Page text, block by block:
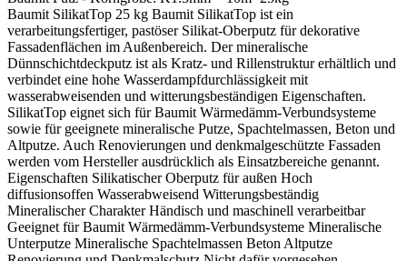
Baumit SilikatTop 25 kg Baumit SilikatTop ist ein
verarbeitungsfertiger, pastöser Silikat-Oberputz für dekorative
Fassadenflächen im Außenbereich. Der mineralische
Dünnschichtdeckputz ist als Kratz- und Rillenstruktur erhältlich und
verbindet eine hohe Wasserdampfdurchlässigkeit mit
wasserabweisenden und witterungsbeständigen Eigenschaften.
SilikatTop eignet sich für Baumit Wärmedämm-Verbundsysteme
sowie für geeignete mineralische Putze, Spachtelmassen, Beton und
Altputze. Auch Renovierungen und denkmalgeschützte Fassaden
werden vom Hersteller ausdrücklich als Einsatzbereiche genannt.
Eigenschaften Silikatischer Oberputz für außen Hoch
diffusionsoffen Wasserabweisend Witterungsbeständig
Mineralischer Charakter Händisch und maschinell verarbeitbar
Geeignet für Baumit Wärmedämm-Verbundsysteme Mineralische
Unterputze Mineralische Spachtelmassen Beton Altputze